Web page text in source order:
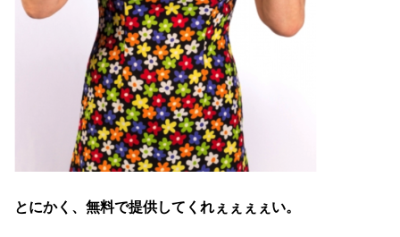
とにかく、無料で提供してくれぇぇぇぇい。